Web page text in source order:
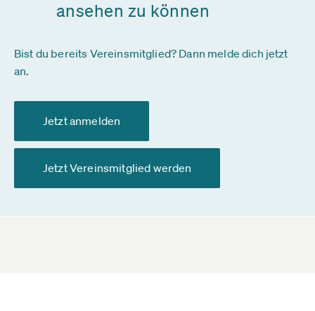
ansehen zu können
Bist du bereits Vereinsmitglied? Dann melde dich jetzt
an.
Jetzt anmelden
Jetzt Vereinsmitglied werden